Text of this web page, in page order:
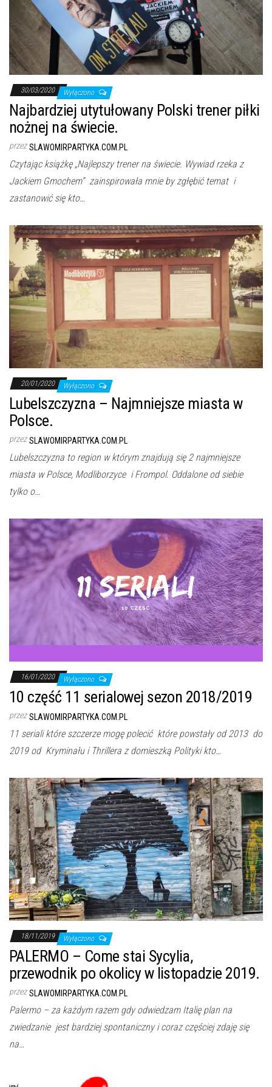
30/03/2020 Wyłączono
Najbardziej utytułowany Polski trener piłki
nożnej na świecie.
przez SLAWOMIRPARTYKA.COM.PL
Czytając książkę „Najlepszy trener na świecie. Wywiad rzeka z
Jackiem Gmochem” zainspirowała mnie by zgłębić temat i
zastanowić się kto…
20/01/2020 Wyłączono
Lubelszczyzna – Najmniejsze miasta w
Polsce.
przez SLAWOMIRPARTYKA.COM.PL
Lubelszczyzna to region w którym znajdują się 2 najmniejsze
miasta w Polsce, Modliborzyce i Frompol. Oddalone od siebie
tylko o…
16/01/2020 Wyłączono
10 część 11 serialowej sezon 2018/2019
przez SLAWOMIRPARTYKA.COM.PL
11 seriali które szczerze mogę polecić które powstały od 2013 do
2019 od Kryminału i Thrillera z domieszką Polityki kto…
18/11/2019 Wyłączono
PALERMO – Come stai Sycylia,
przewodnik po okolicy w listopadzie 2019.
przez SLAWOMIRPARTYKA.COM.PL
Palermo – za każdym razem gdy odwiedzam Italię plan na
zwiedzanie jest bardziej spontaniczny i coraz częściej zdaję się
na…